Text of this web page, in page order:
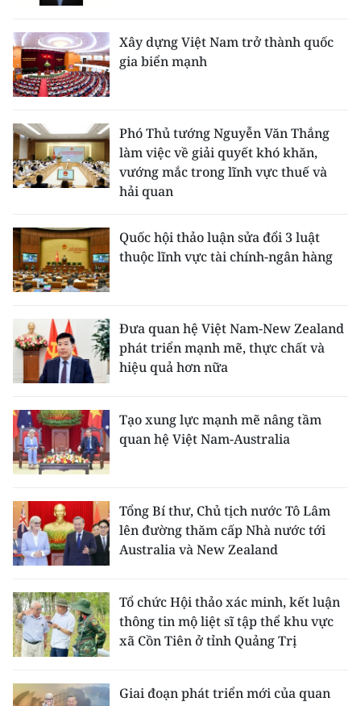
Xây dựng Việt Nam trở thành quốc
gia biển mạnh
Phó Thủ tướng Nguyễn Văn Thắng
làm việc về giải quyết khó khăn,
vướng mắc trong lĩnh vực thuế và
hải quan
Quốc hội thảo luận sửa đổi 3 luật
thuộc lĩnh vực tài chính-ngân hàng
Đưa quan hệ Việt Nam-New Zealand
phát triển mạnh mẽ, thực chất và
hiệu quả hơn nữa
Tạo xung lực mạnh mẽ nâng tầm
quan hệ Việt Nam-Australia
Tổng Bí thư, Chủ tịch nước Tô Lâm
lên đường thăm cấp Nhà nước tới
Australia và New Zealand
Tổ chức Hội thảo xác minh, kết luận
thông tin mộ liệt sĩ tập thể khu vực
xã Cồn Tiên ở tỉnh Quảng Trị
Giai đoạn phát triển mới của quan